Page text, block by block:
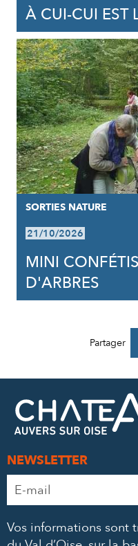
À CUI-CUI EST
SORTIES NATURE
21/10/2026
MINI
D'ARBRES
Partager
NEWSLETTER
Adresse
e-
*
Vos informations sont